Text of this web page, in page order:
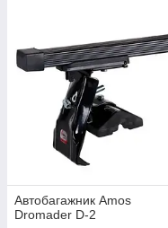
Автобагажник Amos
Dromader D-2